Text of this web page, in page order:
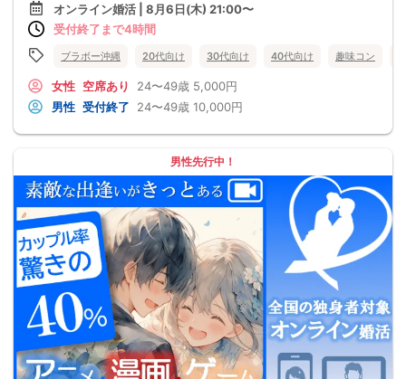
オンライン婚活 | 8月6日(木) 21:00〜
受付終了まで4時間
ブラボー沖縄 20代向け 30代向け 40代向け 趣味コン
女性 空席あり 24〜49歳 5,000円
男性 受付終了 24〜49歳 10,000円
男性先行中！